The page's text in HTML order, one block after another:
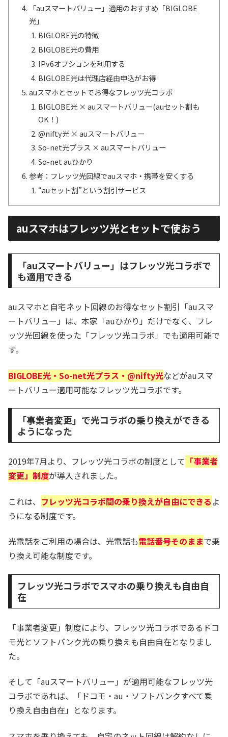
「auスマートバリュー」適用のおすすめ「BIGLOBE
光」
BIGLOBE光の特徴
BIGLOBE光の費用
IPv6オプションを利用する
BIGLOBE光は代理店経由申込がお得
auスマホとセットでお得なフレッツ光コラボ
BIGLOBE光 × auスマートバリュー(auセット割も
OK！)
@nifty光 × auスマートバリュー
So-net光プラス × auスマートバリュー
So-net auひかり
参考：フレッツ光回線でauスマホ・携帯を安くする
“auセット割”という割引サービス
auスマホはフレッツ光とセットで使おう
「auスマートバリュー」はフレッツ光コラボで
も適用できる
auスマホと自宅ネット回線のお得なセット割引「auスマ
ートバリュー」は、本家「auひかり」だけでなく、フレ
ッツ光回線を使った「フレッツ光コラボ」でも適用可能で
す。
BIGLOBE光・So-net光プラス・@nifty光などがauスマ
ートバリュー適用可能なフレッツ光コラボです。
「事業者変更」で光コラボの乗り換えができる
ようになった
2019年7月より、フレッツ光コラボの制度として 「事業者
変更」制度が導入されました。
これは、 フレッツ光コラボ間の乗り換えが自由にできるよ
うになる制度です。
光電話をご利用の場合は、光電話も電話番号そのままで乗
り換え可能な制度です。
フレッツ光コラボでスマホの乗り換えも自由自
在
「事業者変更」制度により、フレッツ光コラボであるドコ
モ光とソフトバンク光の乗り換えも自由自在となりまし
た。
そして「auスマートバリュー」が適用可能なフレッツ光
コラボであれば、「ドコモ・au・ソフトバンクすべて乗
り換え自由自在」となります。